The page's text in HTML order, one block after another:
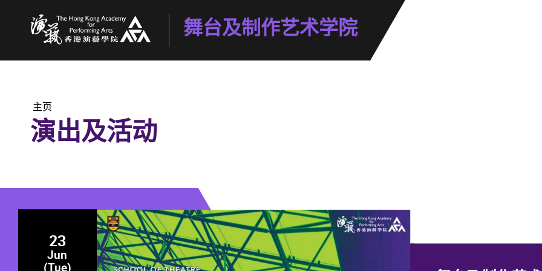
舞台及制作艺术学院
主页
演出及活动
23
Jun
(Tue)